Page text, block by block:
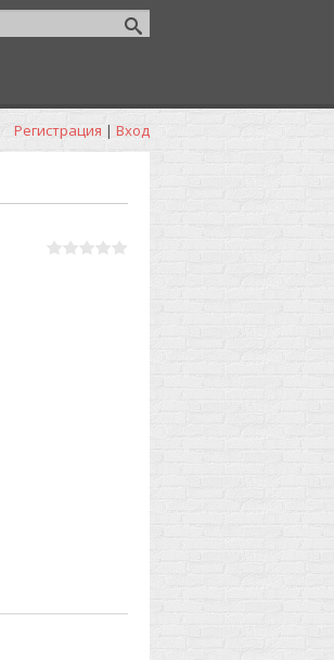
Регистрация | Вход